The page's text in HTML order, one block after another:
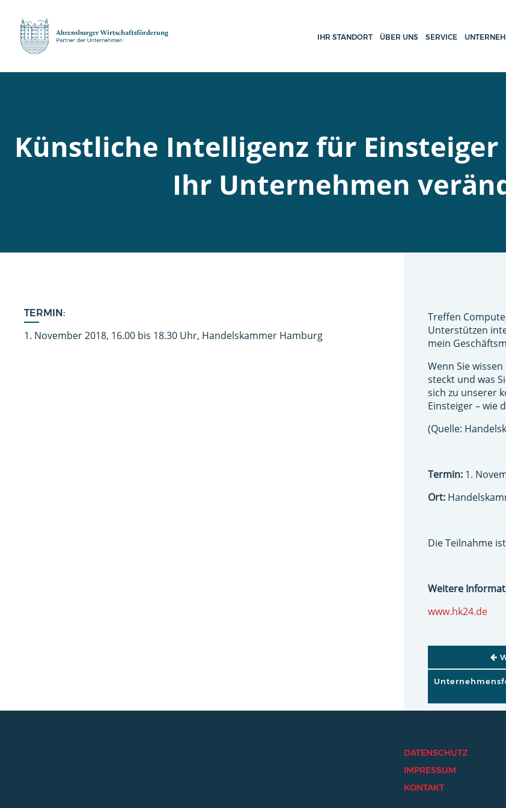
IHR STANDORT ÜBER UNS SERVICE
Künstliche Intelligenz für Einsteiger
Ihr Unternehmen
TERMIN:
1. November 2018, 16.00 bis 18.30 Uhr, Handelskammer Hamburg
Treffen
Unterstützen
mein
Wenn Sie
steckt und was
sich zu unserer
Einsteiger – wie
(Quelle:
Termin: 1.
Ort:
Die Teilnahme
Weitere
www.hk24.de
DATENSCHUTZ
IMPRESSUM
KONTAKT